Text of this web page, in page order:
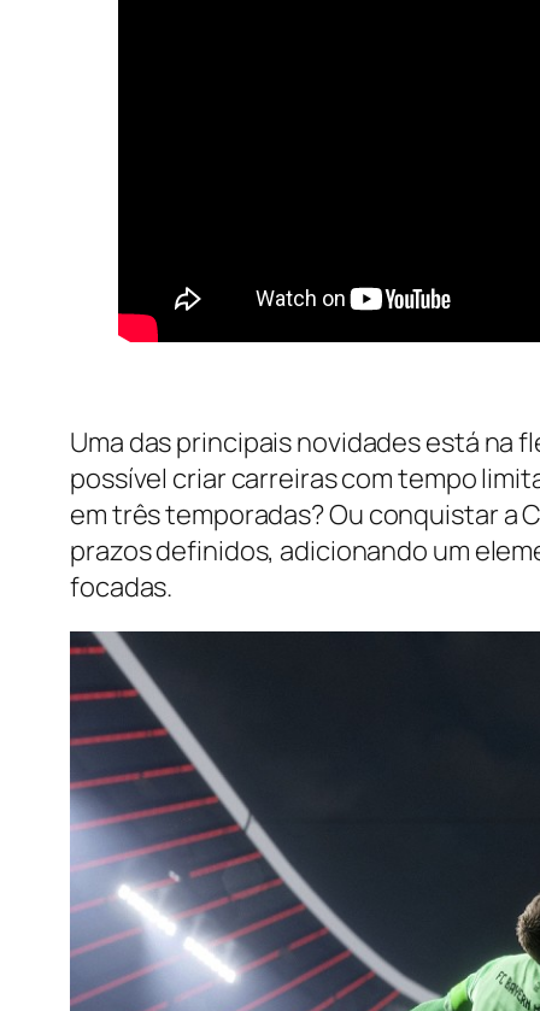
Uma das principais novidades está na
possível criar carreiras com tempo
em três temporadas? Ou conquistar a
prazos definidos, adicionando um
focadas.